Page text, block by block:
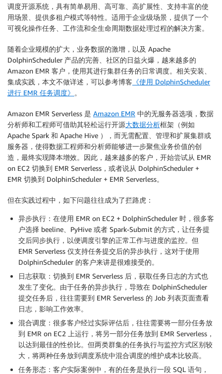
调度开源系统，具有简单易用、高可靠、高扩展性、⽀持丰富的使
用场景、提供多租户模式等特性。适用于企业级场景，提供了一个
可视化操作任务、工作流和全生命周期数据处理过程的解决方案。
随着企业规模的扩大，业务数据的激增，以及 Apache
DolphinScheduler 产品的完善、社区的日益火爆，越来越多的
Amazon EMR 客户，使用其进行集群任务的日常调度。相关安装、
集成实践，本文不做详述，可以参考博客 《使用 DolphinScheduler
进行 EMR 任务调度》 。
Amazon EMR Serverless 是 Amazon EMR 中的无服务器选项，数据
分析师和工程师可借助其轻松运行开源大数据分析框架（例如
Apache Spark 和 Apache Hive ），而无需配置、管理和扩展集群或
服务器，使得数据工程师和分析师能够进一步聚焦业务价值的创
造，最终实现降本增效。因此，越来越多的客户，开始尝试从 EMR
on EC2 切换到 EMR Serverless，或者说从 DolphinScheduler +
EMR 切换到 DolphinScheduler + EMR Serverless。
但在实践过程中，如下问题往往成为了拦路虎：
异步执行：在使用 EMR on EC2 + DolphinScheduler 时，很多客
户选择 beeline、PyHive 或者 Spark-Submit 的方式，让任务提
交后同步执行，以便调度引擎的正常工作与进度的监控。但
EMR Serverless 仅支持任务提交后的异步执行，这对于使用
DolphinScheduler 的客户来讲是很难接受的。
日志获取：切换到 EMR Serverless 后，获取任务日志的方式也
发生了变化。由于任务的异步执行，导致在 DolphinScheduler
提交任务后，往往需要到 EMR Serverless 的 Job 列表页面查看
日志，影响工作效率。
混合调度：很多客户经过实际评估后，往往需要将一部分任务放
到 EMR on EC2 上运行，将另一部分任务放到 EMR Serverless，
以达到最佳的性价比。但两类群集的任务执行与监控方式区别较
大，将两种任务放到调度系统中混合调度的维护成本比较高。
任务形态：客户实际案例中，有的任务是执行一段 SQL 语句，